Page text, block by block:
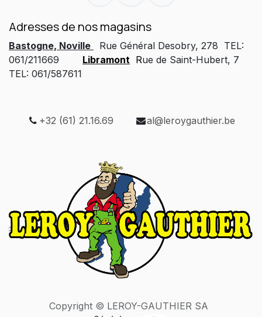
Adresses de nos magasins
Bastogne, Noville
Rue Général Desobry, 278 TEL:
061/211669
Libramont Rue de Saint-Hubert, 7
TEL: 061/587611
+32 (61) 21.16.69 al@leroygauthier.be
Copyright © LEROY-GAUTHIER SA